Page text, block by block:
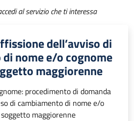
al servizio che ti interessa
dell’avviso di
nome e/o cognome
maggiorenne
procedimento di domanda
di cambiamento di nome e/o
maggiorenne